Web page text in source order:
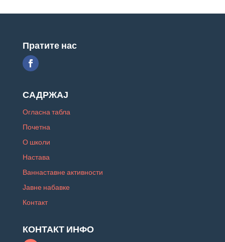
Пратите нас
САДРЖАЈ
Огласна табла
Почетна
О школи
Настава
Ваннаставне активности
Јавне набавке
Контакт
КОНТАКТ ИНФО